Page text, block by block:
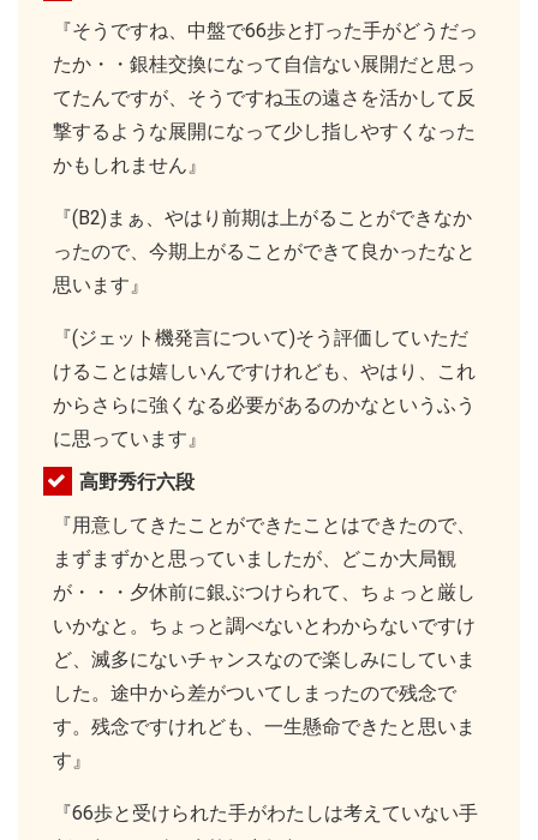
『そうですね、中盤で66歩と打った手がどうだっ
たか・・銀桂交換になって自信ない展開だと思っ
てたんですが、そうですね玉の遠さを活かして反
撃するような展開になって少し指しやすくなった
かもしれません』
『(B2)まぁ、やはり前期は上がることができなか
ったので、今期上がることができて良かったなと
思います』
『(ジェット機発言について)そう評価していただ
けることは嬉しいんですけれども、やはり、これ
からさらに強くなる必要があるのかなというふう
に思っています』
高野秀行六段
『用意してきたことができたことはできたので、
まずまずかと思っていましたが、どこか大局観
が・・・夕休前に銀ぶつけられて、ちょっと厳し
いかなと。ちょっと調べないとわからないですけ
ど、滅多にないチャンスなので楽しみにしていま
した。途中から差がついてしまったので残念で
す。残念ですけれども、一生懸命できたと思いま
す』
『66歩と受けられた手がわたしは考えていない手